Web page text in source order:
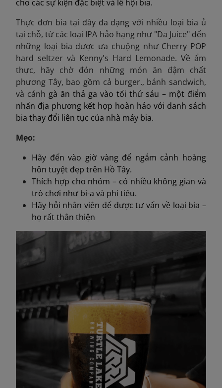
cho các sự kiện đặc biệt và lễ hội bia.
Thực đơn bia tại đây đa dạng với nhiều loại bia ủ
tại chỗ, từ các loại IPA hảo hạng như "Da Juice" đến
những loại bia được ưa chuộng như Cherry POP
hard seltzer và Kenny's Hard Lemonade. Về ẩm
thực, hãy chờ đón những món ăn đậm chất
phương Tây, bao gồm cả burger., bánh sandwich,
và cánh gà ăn thả ga vào tối thứ sáu – một điểm
nhấn địa phương kết hợp hoàn hảo với danh sách
bia thay đổi liên tục của nhà máy bia.
Mẹo:
Hãy đến vào giờ vàng để ngắm cảnh hoàng
hôn tuyệt đẹp trên Hồ Tây.
Thích hợp cho nhóm – có nhiều không gian và
trò chơi như bi-a và phi tiêu.
Hãy hỏi nhân viên để được tư vấn về loại bia –
họ rất thân thiện